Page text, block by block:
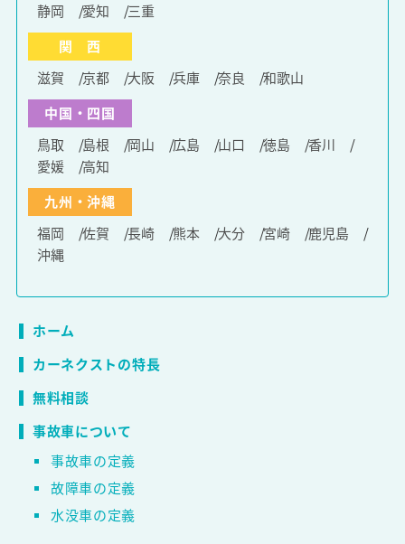
静岡
愛知
三重
関 西
滋賀
京都 大阪 兵庫 奈良
和歌山
中国・四国
鳥取
島根 岡山 広島 山口 徳島
香川
愛媛
高知
九州・沖縄
福岡
佐賀 長崎 熊本 大分 宮崎
鹿児島
沖縄
ホーム
カーネクストの特長
無料相談
事故車について
事故車の定義
故障車の定義
水没車の定義